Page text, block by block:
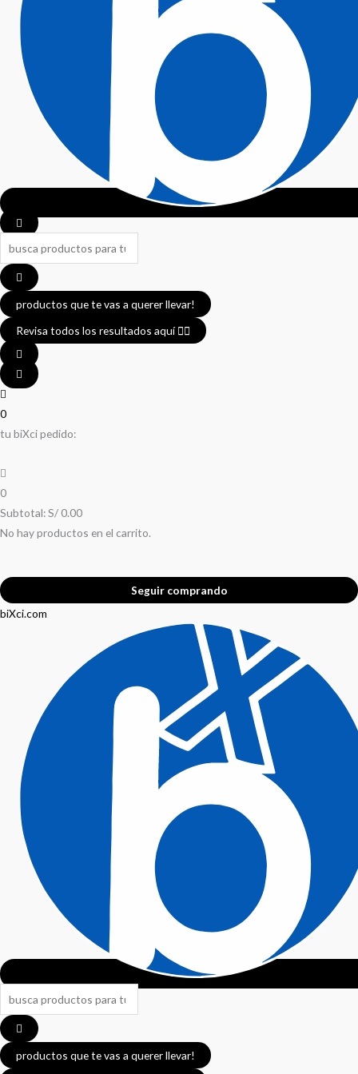
productos que te vas a querer llevar!
Revisa todos los resultados aquí 👈🏼
0
tu biXci pedido:
0
Subtotal:S/ 0.00
No hay productos en el carrito.
Seguir comprando
biXci.com
productos que te vas a querer llevar!